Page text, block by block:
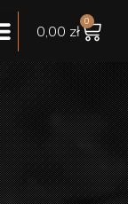
0,00 zł
0